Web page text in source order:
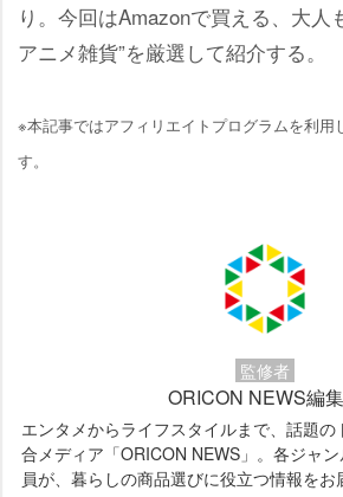
り。今回はAmazonで買える、大人
アニメ雑貨”を厳選して紹介する。
※本記事ではアフィリエイトプログラムを利用
す。
監修者
ORICON NEWS編
エンタメからライフスタイルまで、話題
合メディア「ORICON NEWS」。各ジャ
員が、暮らしの商品選びに役立つ情報をお